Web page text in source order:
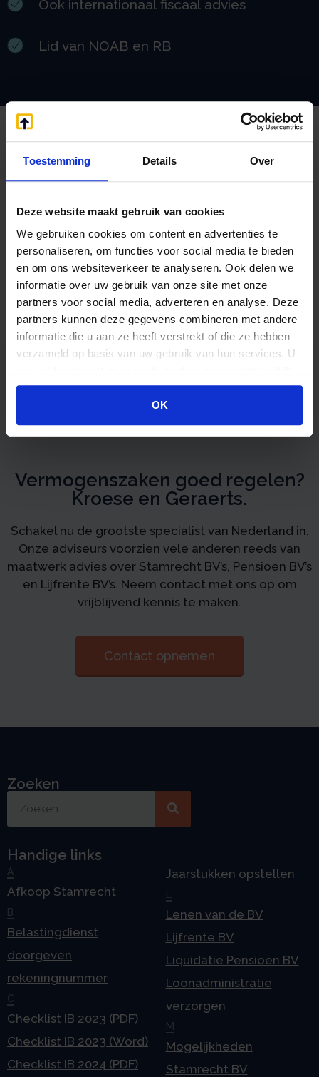
Toestemming Details Over
Deze website maakt gebruik van cookies
We gebruiken cookies om content en advertenties te
personaliseren, om functies voor social media te bieden
en om ons websiteverkeer te analyseren. Ook delen we
informatie over uw gebruik van onze site met onze
partners voor social media, adverteren en analyse. Deze
partners kunnen deze gegevens combineren met andere
informatie die u aan ze heeft verstrekt of die ze hebben
verzameld op basis van uw gebruik van hun services. U
gebruiken.
OK
Ook internationaal fiscaal advies
Lid van NOAB en RB
Wat andere mensen over ons
reviews
6 augustus
2026
's-
Hertogenbosch
Ton Benders
Sinds het begin van mijn relatie
alleen maar tevreden over hun
Vermogenszaken goed regelen?
Kroese en Geraerts.
Schakel nu de grootste specialist van Nederland in.
Onze adviseurs voorzien vele anderen reeds van
maatwerk advies over Stamrecht BV’s, Pensioen BV’s
en Lijfrente BV’s. Neem contact met ons op om
vrijblijvend kennis te maken.
Contact opnemen
Zoeken
Handige links
A
Afkoop Stamrecht
B
Belastingdienst
doorgeven
rekeningnummer
C
Checklist IB 2023 (PDF)
Checklist IB 2023 (Word)
Checklist IB 2024 (PDF)
Jaarstukken opstellen
Lenen van de BV
Lijfrente BV
Liquidatie Pensioen BV
Loonadministratie
verzorgen
M
Mogelijkheden
Stamrecht BV